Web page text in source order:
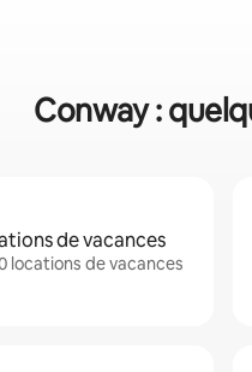
Conway :
de vacances
locations de vacances